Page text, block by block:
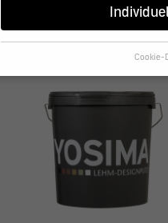
Cookie-
Wenn Sie unter 16 Jahre alt sind
möchten, müssen Sie Ihre
Wir verwenden Cookies und
ihnen sind essenziell, während
zu verbessern.
Adressen), z. B. für
Inhaltsmessung.
Weitere
Datenschutzerklärung